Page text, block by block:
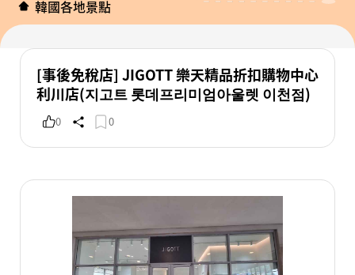
韓國各地景點
[事後免稅店] JIGOTT 樂天精品折扣購物中心
利川店(지고트 롯데프리미엄아울렛 이천점)
0 0